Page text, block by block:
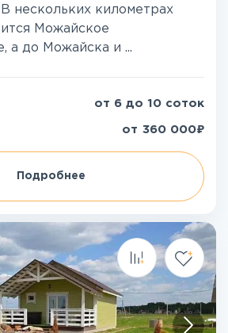
В нескольких километрах
Можайское
а до Можайска и ...
от 6 до 10 соток
от 360 000₽
Подробнее